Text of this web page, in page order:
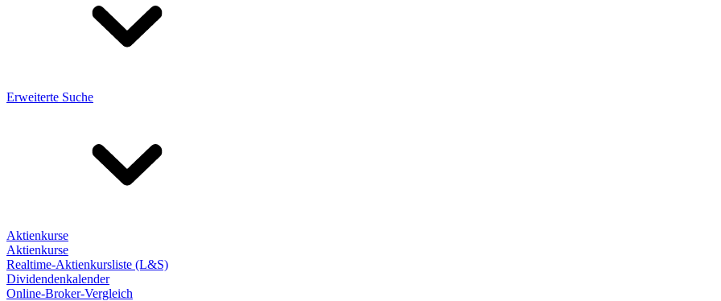
Erweiterte Suche
Aktienkurse
Aktienkurse
Realtime-Aktienkursliste (L&S)
Dividendenkalender
Online-Broker-Vergleich